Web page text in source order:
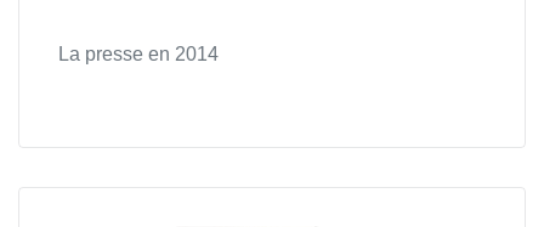
La presse en 2014